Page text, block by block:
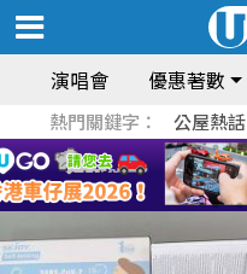
演唱會 優惠著數
熱門關鍵字： 公屋熱話